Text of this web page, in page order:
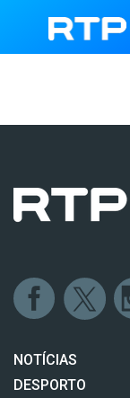
NOTÍCIAS
DESPORTO